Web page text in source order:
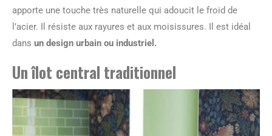
apporte une touche très naturelle qui adoucit le froid de
l’acier. Il résiste aux rayures et aux moisissures. Il est idéal
dans un design urbain ou industriel.
Un îlot central traditionnel